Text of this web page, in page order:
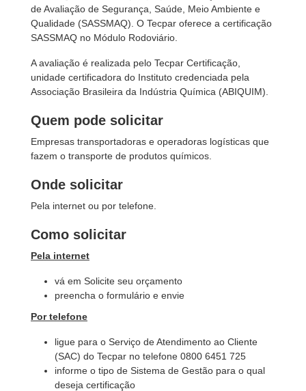
de Avaliação de Segurança, Saúde, Meio Ambiente e
Qualidade (SASSMAQ). O Tecpar oferece a certificação
SASSMAQ no Módulo Rodoviário.
A avaliação é realizada pelo Tecpar Certificação,
unidade certificadora do Instituto credenciada pela
Associação Brasileira da Indústria Química (ABIQUIM).
Quem pode solicitar
Empresas transportadoras e operadoras logísticas que
fazem o transporte de produtos químicos.
Onde solicitar
Pela internet ou por telefone.
Como solicitar
Pela internet
vá em Solicite seu orçamento
preencha o formulário e envie
Por telefone
ligue para o Serviço de Atendimento ao Cliente
(SAC) do Tecpar no telefone 0800 6451 725
informe o tipo de Sistema de Gestão para o qual
deseja certificação